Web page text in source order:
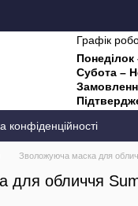
Графік
Субота –
конфіденційності
Зволожуюча маска для
для обличчя